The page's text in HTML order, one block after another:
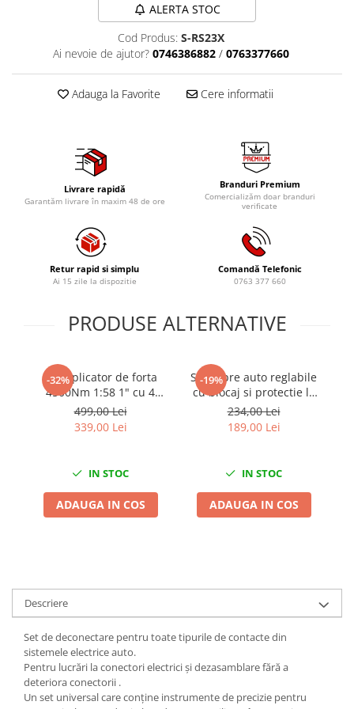
Pompe si Cilindri Hidraulici
Prese pentru arcuri
Redresoare,Roboti Pornire,Cabluri
Accesorii schimb ulei
Chei buson baie ulei
Chei filtru ulei
Scule Ajutatoare
Scule De Mana si Unelte
Aparate de nituit si capsat
Capsatoare tapiterie
Chei Dinamometrice
Ciocane Dalti si Dornuri
Reparat Filete
Aeroterme si Incalzitoare
Aparate de spalat cu presiune
Aspiratoare industriale
Pistoale aer cald
Pistoale de lipit
Pistoale electrice de impact
Polizoare unghiulare
Rindele
Slefuitoare electrice
ALERTA STOC
Cod Produs: S-RS23X
Ai nevoie de ajutor? 0746386882 / 0763377660
Adauga la Favorite Cere informatii
Livrare rapidă
Garantăm livrare în maxim 48 de ore
Branduri Premium
Comercializăm doar branduri
verificate
Retur rapid si simplu
Ai 15 zile la dispozitie
Comandă Telefonic
0763 377 660
PRODUSE ALTERNATIVE
-32%
Multiplicator de forta
4500Nm 1:58 1" cu 4
tubulare incluse
499,00 Lei
339,00 Lei
IN STOC
ADAUGA IN COS
-19%
Set capre auto reglabile
cu blocaj si protectie la
prag 3T
234,00 Lei
189,00 Lei
IN STOC
ADAUGA IN COS
Descriere
Set de deconectare pentru toate tipurile de contacte din
sistemele electrice auto.
Pentru lucrări la conectori electrici și dezasamblare fără a
deteriora conectorii .
Un set universal care conține instrumente de precizie pentru